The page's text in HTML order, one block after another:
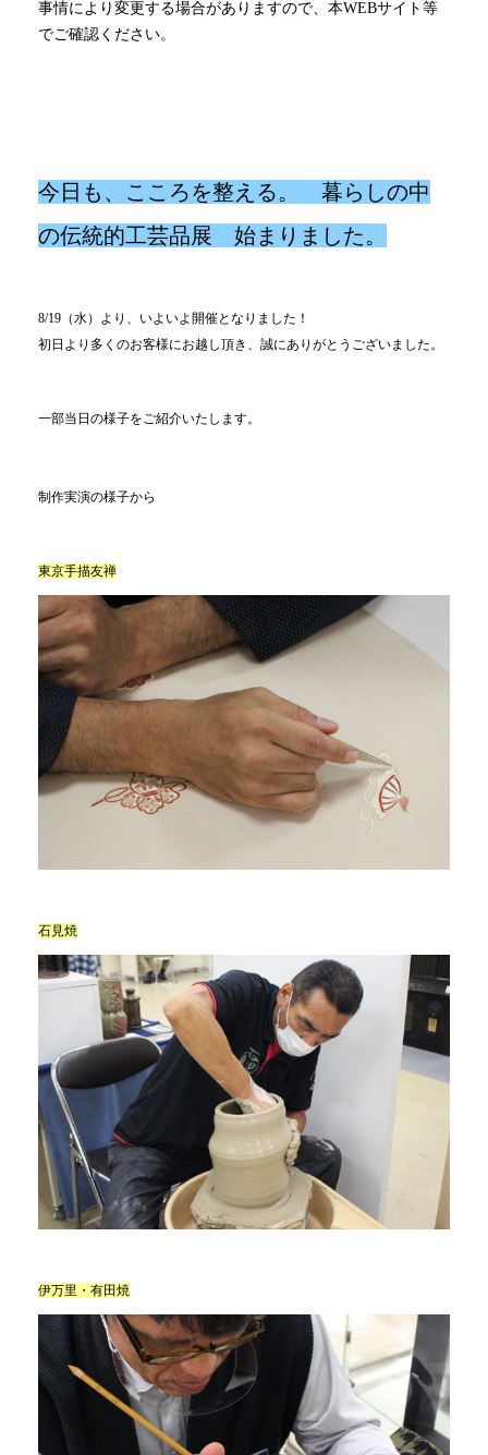
事情により変更する場合がありますので、本WEBサイト等
でご確認ください。
今日も、こころを整える。 暮らしの中
の伝統的工芸品展 始まりました。
8/19（水）より、いよいよ開催となりました！
初日より多くのお客様にお越し頂き、誠にありがとうございました。
一部当日の様子をご紹介いたします。
制作実演の様子から
東京手描友禅
石見焼
伊万里・有田焼